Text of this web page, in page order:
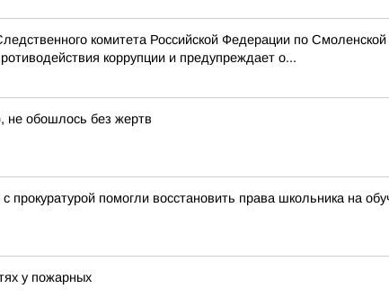
комитета Российской Федерации по
коррупции и предупреждает о...
обошлось без жертв
прокуратурой помогли восстановить права школьника на
у пожарных